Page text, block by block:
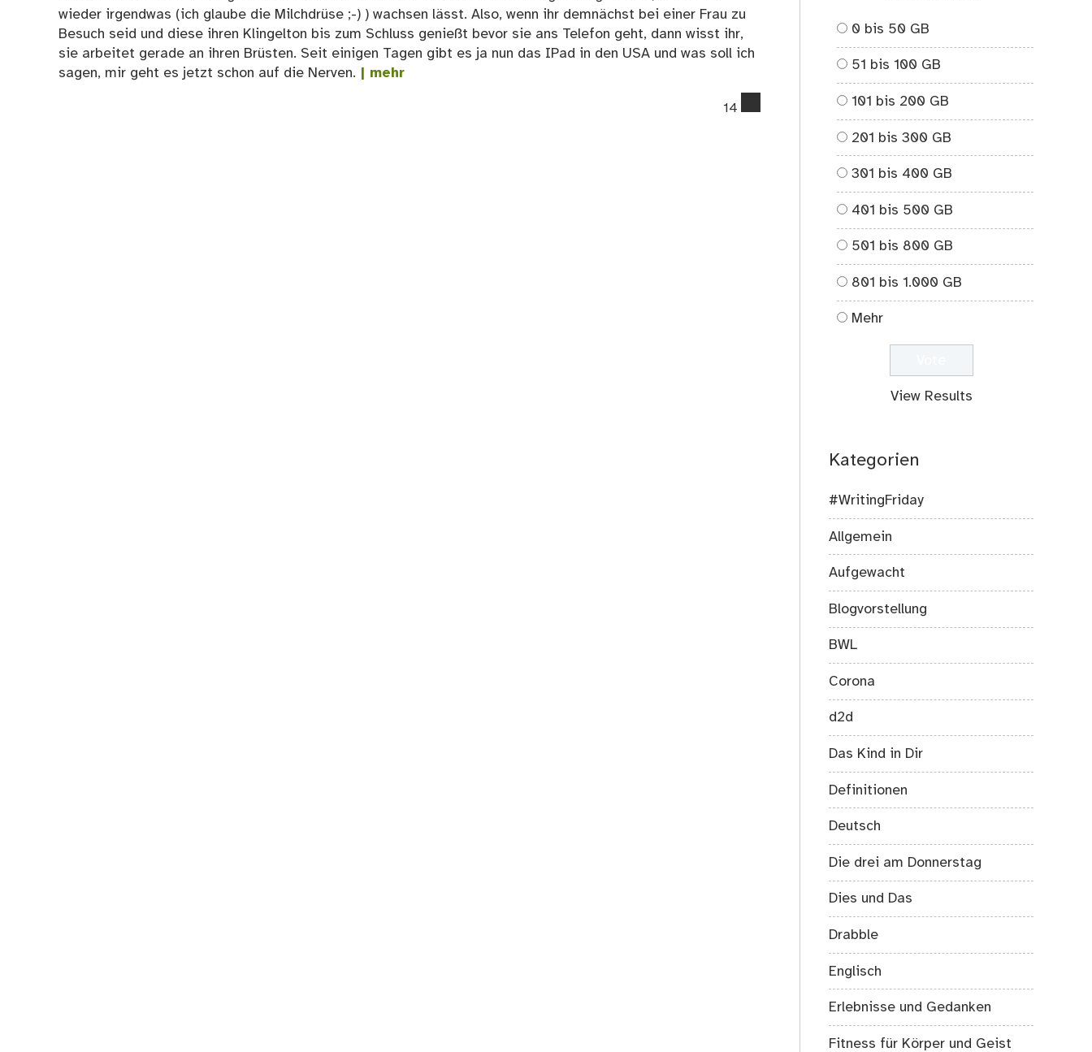
wieder irgendwas (ich glaube die Milchdrüse ;-) ) wachsen lässt. Also, wenn ihr demnächst bei einer Frau zu
Besuch seid und diese ihren Klingelton bis zum Schluss genießt bevor sie ans Telefon geht, dann wisst ihr,
sie arbeitet gerade an ihren Brüsten. Seit einigen Tagen gibt es ja nun das IPad in den USA und was soll ich
sagen, mir geht es jetzt schon auf die Nerven. | mehr
14
0 bis 50 GB
51 bis 100 GB
101 bis 200 GB
201 bis 300 GB
301 bis 400 GB
401 bis 500 GB
501 bis 800 GB
801 bis 1.000 GB
Mehr
View Results
Kategorien
#WritingFriday
Allgemein
Aufgewacht
Blogvorstellung
BWL
Corona
d2d
Das Kind in Dir
Definitionen
Deutsch
Die drei am Donnerstag
Dies und Das
Drabble
Englisch
Erlebnisse und Gedanken
Fitness für Körper und Geist